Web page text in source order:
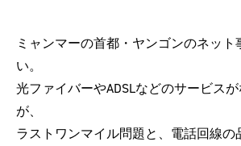
リ
ミャンマーの首都・ヤンゴンのネット
い。
光ファイバーやADSLなどのサービス
が、
ラストワンマイル問題と、電話回線の